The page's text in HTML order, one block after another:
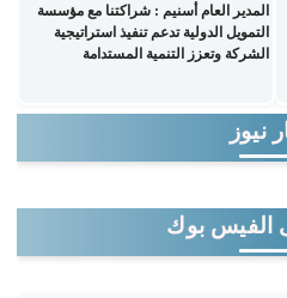
المدير العام أسنيم : شراكتنا مع مؤسسة
التمويل الدولية تدعم تنفيذ استراتيجية
الشركة وتعزز التنمية المستدامة
نيوز
الفيس بوك